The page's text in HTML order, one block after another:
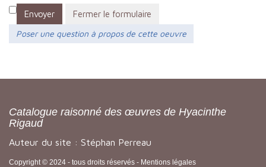
Envoyer
Fermer le formulaire
Poser une question à propos de cette oeuvre
Catalogue raisonné des œuvres de Hyacinthe
Rigaud
Auteur du site : Stéphan Perreau
Copyright © 2024 - tous droits réservés - Mentions légales